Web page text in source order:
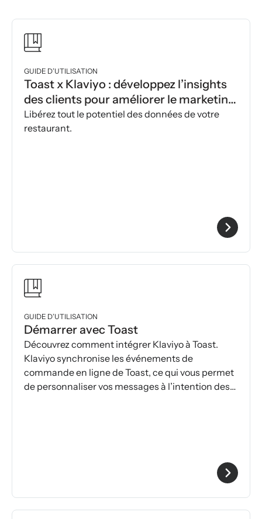
GUIDE D’UTILISATION
Toast x Klaviyo : développez l’insights
des clients pour améliorer le marketing
de votre restaurant
Libérez tout le potentiel des données de votre
restaurant.
GUIDE D’UTILISATION
Démarrer avec Toast
Découvrez comment intégrer Klaviyo à Toast.
Klaviyo synchronise les événements de
commande en ligne de Toast, ce qui vous permet
de personnaliser vos messages à l’intention des